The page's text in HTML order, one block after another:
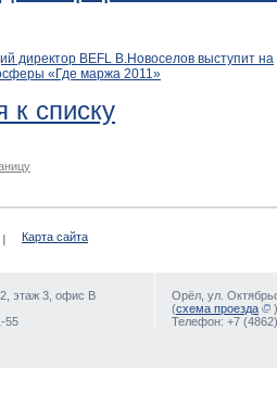
директор BEFL В.Новоселов выступит на
«Где маржа 2011»
к списку
Карта сайта
этаж 3, офис В
55
Орёл, ул.
(схема проезда
)
Телефон: +7